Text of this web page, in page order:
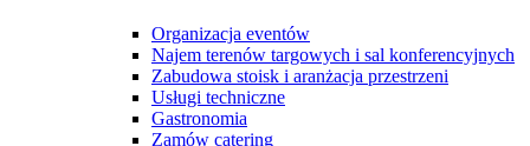
Organizacja eventów
Najem terenów targowych i sal konferencyjnych
Zabudowa stoisk i aranżacja przestrzeni
Usługi techniczne
Gastronomia
Zamów catering